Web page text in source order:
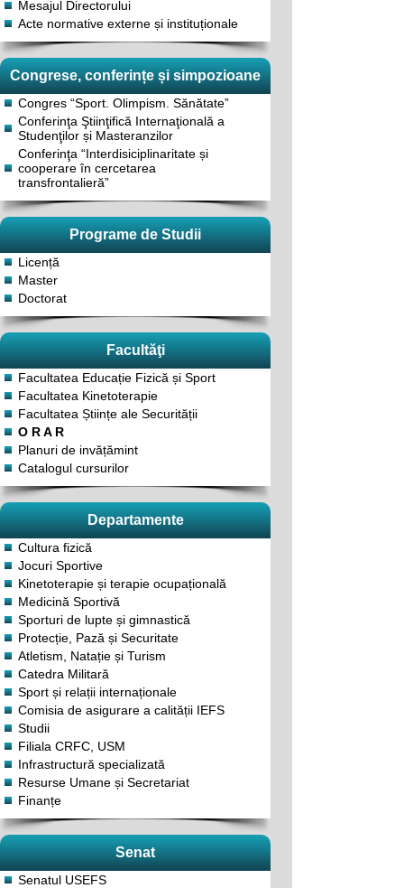
Mesajul Directorului
Acte normative externe și instituționale
Congrese, conferințe și simpozioane
Congres “Sport. Olimpism. Sănătate”
Conferinţa Ştiinţifică Internaţională a
Studenţilor și Masteranzilor
Conferinţa “Interdisiciplinaritate și
cooperare în cercetarea
transfrontalieră”
Programe de Studii
Licență
Master
Doctorat
Facultăţi
Facultatea Educație Fizică și Sport
Facultatea Kinetoterapie
Facultatea Științe ale Securității
O R A R
Planuri de invățămint
Catalogul cursurilor
Departamente
Cultura fizică
Jocuri Sportive
Kinetoterapie și terapie ocupațională
Medicină Sportivă
Sporturi de lupte și gimnastică
Protecție, Pază și Securitate
Atletism, Natație și Turism
Catedra Militară
Sport și relații internaționale
Comisia de asigurare a calității IEFS
Studii
Filiala CRFC, USM
Infrastructură specializată
Resurse Umane și Secretariat
Finanțe
Senat
Senatul USEFS